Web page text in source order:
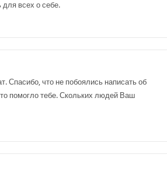
для всех о себе.
Спасибо, что не побоялись написать об
помогло тебе. Скольких людей Ваш